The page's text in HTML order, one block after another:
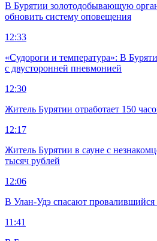
В Бурятии золотодобывающую
обновить систему оповещения
12:33
«Судороги и температура»: В
с двусторонней пневмонией
12:30
Житель Бурятии отработает 150
12:17
Житель Бурятии в сауне с
тысяч рублей
12:06
В Улан-Удэ спасают провалившийся
11:41